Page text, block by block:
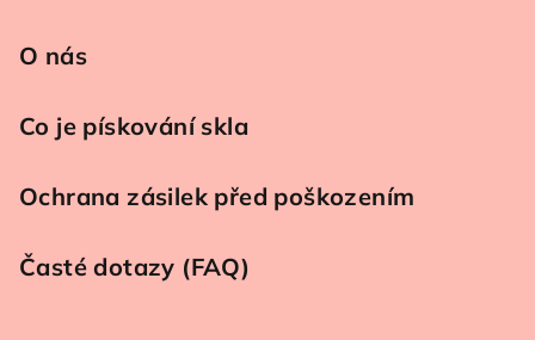
O nás
Co je pískování skla
Ochrana zásilek před poškozením
Časté dotazy (FAQ)